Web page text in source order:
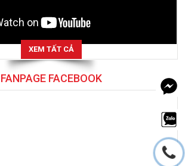
XEM TẤT CẢ
FANPAGE FACEBOOK